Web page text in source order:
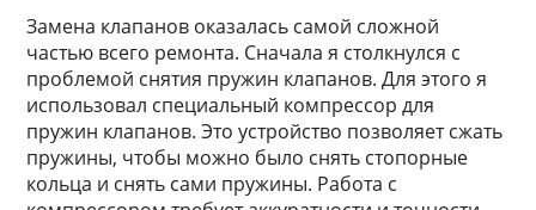
Замена клапанов оказалась самой сложной
частью всего ремонта. Сначала я столкнулся с
проблемой снятия пружин клапанов. Для этого я
использовал специальный компрессор для
пружин клапанов. Это устройство позволяет сжать
пружины, чтобы можно было снять стопорные
кольца и снять сами пружины. Работа с